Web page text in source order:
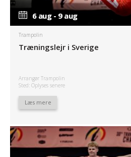
6 aug - 9 aug
6 aug - 9 aug
Trampolin
Træningslejr i Sverige
Arrangør Trampolin
Sted: Oplyses senere
Læs mere